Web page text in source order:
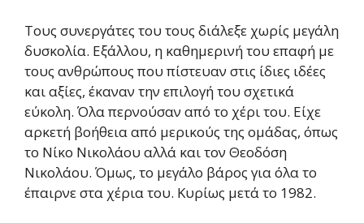
Τους συνεργάτες του τους διάλεξε χωρίς μεγάλη
δυσκολία. Εξάλλου, η καθημερινή του επαφή με
τους ανθρώπους που πίστευαν στις ίδιες ιδέες
και αξίες, έκαναν την επιλογή του σχετικά
εύκολη. Όλα περνούσαν από το χέρι του. Είχε
αρκετή βοήθεια από μερικούς της ομάδας, όπως
το Νίκο Νικολάου αλλά και τον Θεοδόση
Νικολάου. Όμως, το μεγάλο βάρος για όλα το
έπαιρνε στα χέρια του. Κυρίως μετά το 1982.